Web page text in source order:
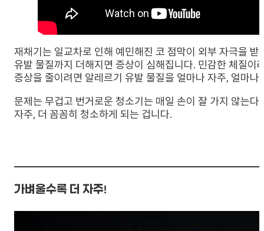
재채기는 일교차로 인해 예민해진 코 점막이 외부 자극을
유발 물질까지 더해지면 증상이 심해집니다. 민감한 체질
증상을 줄이려면 알레르기 유발 물질을 얼마나 자주, 얼마
문제는 무겁고 번거로운 청소기는 매일 손이 잘 가지 않는
자주, 더 꼼꼼히 청소하게 되는 겁니다.
가벼울수록 더 자주!